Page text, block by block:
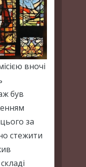
вночі
був
за
стежити